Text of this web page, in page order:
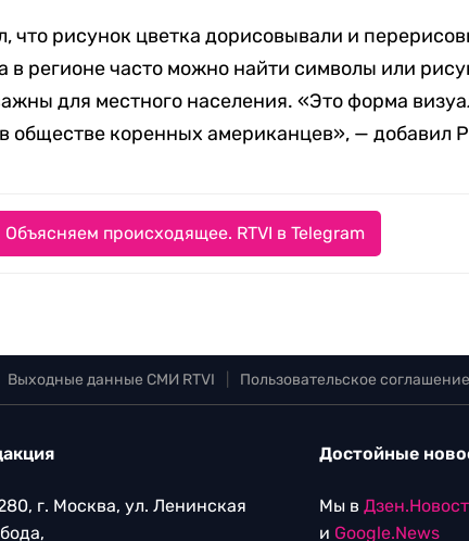
что рисунок цветка дорисовывали и
в регионе часто можно найти символы или
для местного населения. «Это форма
обществе коренных американцев», — добавил
Объясняем происходящее. RTVI в Telegram
Выходные данные СМИ RTVI Пользовательское соглашение
г. Москва, ул. Ленинская
Достойные
Мы в
и Google.News